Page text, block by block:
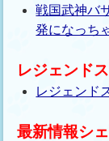
戦国武神バ
発になっち
レジェンド
レジェンド
最新情報シ